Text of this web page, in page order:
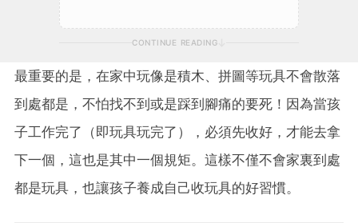
CONTINUE READING
最重要的是，在家中玩像是積木、拼圖等玩具不會散落
到處都是，不怕找不到或是踩到腳痛的要死！因為當孩
子工作完了（即玩具玩完了），必須先收好，才能去拿
下一個，這也是其中一個規矩。這樣不僅不會家裏到處
都是玩具，也讓孩子養成自己收玩具的好習慣。